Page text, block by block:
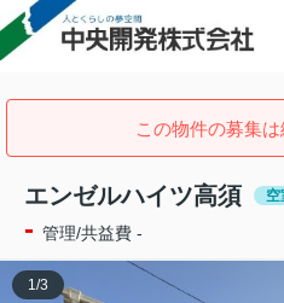
この物件の募集は
エンゼルハイツ高須 空
- 管理/共益費 -
1 /3